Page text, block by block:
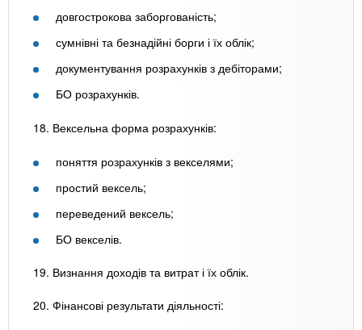
довгострокова заборгованість;
сумнівні та безнадійні борги і їх облік;
документування розрахунків з дебіторами;
БО розрахунків.
18. Вексельна форма розрахунків:
поняття розрахунків з векселями;
простий вексель;
переведений вексель;
БО векселів.
19. Визнання доходів та витрат і їх облік.
20. Фінансові результати діяльності: